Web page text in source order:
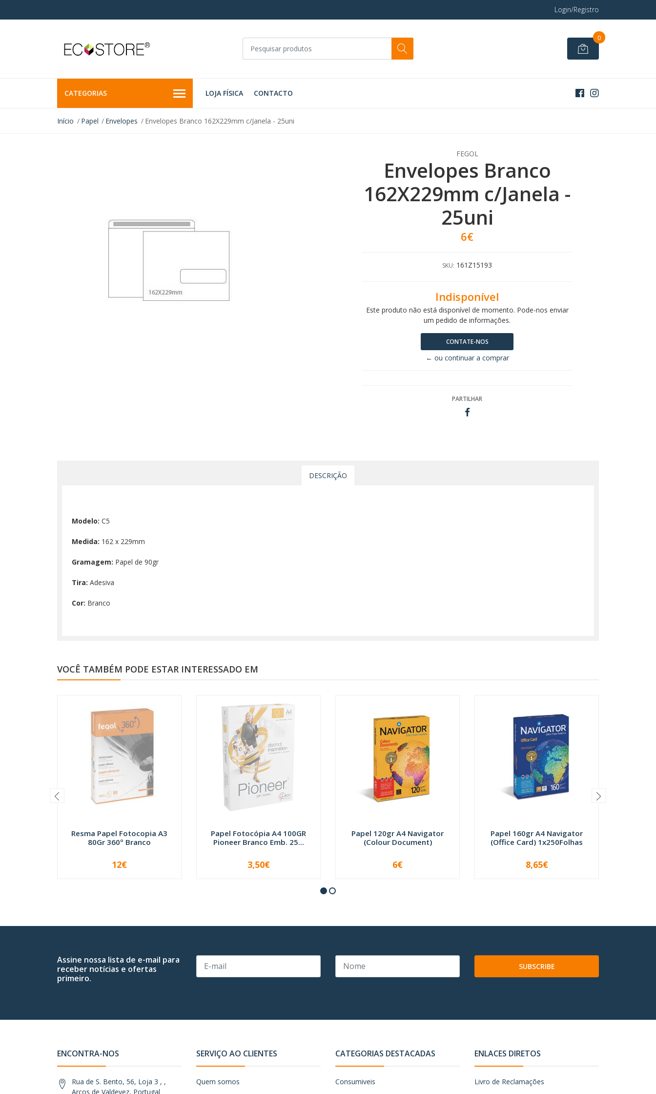
Login/Registro
0
CATEGORIAS LOJA FÍSICA CONTACTO
Início Papel Envelopes Envelopes Branco 162X229mm c/Janela - 25uni
FEGOL
Envelopes Branco
162X229mm c/Janela -
25uni
6€
SKU: 161Z15193
Indisponível
Este produto não está disponível de momento. Pode-nos enviar
um pedido de informações.
CONTATE-NOS
← ou continuar a comprar
PARTILHAR
DESCRIÇÃO
Modelo: C5
Medida: 162 x 229mm
Gramagem: Papel de 90gr
Tira: Adesiva
Cor: Branco
VOCÊ TAMBÉM PODE ESTAR INTERESSADO EM
Resma Papel Fotocopia A3
80Gr 360º Branco
INDISPONÍVEL
12€
Papel Fotocópia A4 100GR
Pioneer Branco Emb. 25...
INDISPONÍVEL
3,50€
Papel 120gr A4 Navigator
(Colour Document)
6€
Papel 160gr A4 Navigator
(Office Card) 1x250Folhas
+
8,65€
Assine nossa lista de e-mail para
receber notícias e ofertas
primeiro.
SUBSCRIBE
ENCONTRA-NOS
Rua de S. Bento, 56, Loja 3 , ,
Arcos de Valdevez, Portugal
SERVIÇO AO CLIENTES
Quem somos
CATEGORIAS DESTACADAS
Consumiveis
ENLACES DIRETOS
Livro de Reclamações